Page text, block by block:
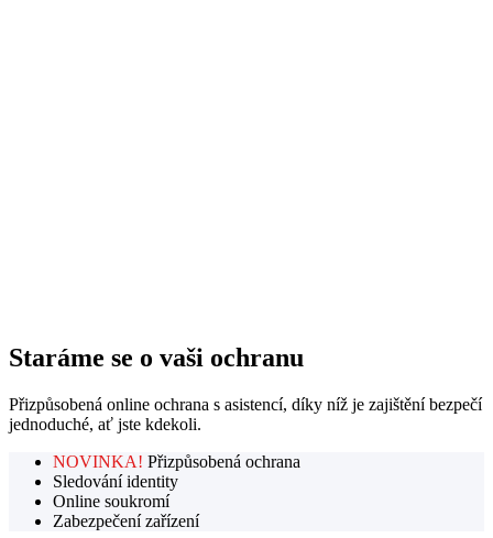
Staráme se o vaši ochranu
Přizpůsobená online ochrana s asistencí, díky níž je zajištění bezpečí
jednoduché, ať jste kdekoli.
NOVINKA! Přizpůsobená ochrana
Sledování identity
Online soukromí
Zabezpečení zařízení